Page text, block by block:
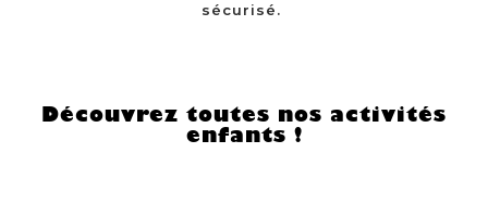
sécurisé.
Découvrez toutes nos activités
enfants !